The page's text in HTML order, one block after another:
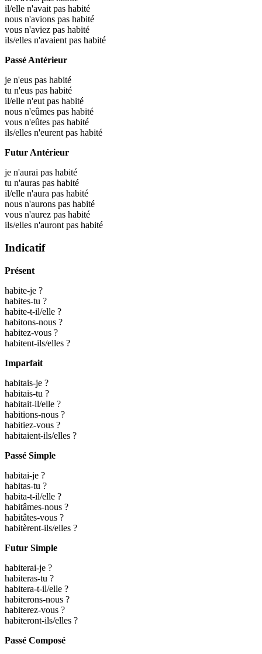
il/elle n'avait pas habité
nous n'avions pas habité
vous n'aviez pas habité
ils/elles n'avaient pas habité
Passé Antérieur
je n'eus pas habité
tu n'eus pas habité
il/elle n'eut pas habité
nous n'eûmes pas habité
vous n'eûtes pas habité
ils/elles n'eurent pas habité
Futur Antérieur
je n'aurai pas habité
tu n'auras pas habité
il/elle n'aura pas habité
nous n'aurons pas habité
vous n'aurez pas habité
ils/elles n'auront pas habité
Indicatif
Présent
habite-je ?
habites-tu ?
habite-t-il/elle ?
habitons-nous ?
habitez-vous ?
habitent-ils/elles ?
Imparfait
habitais-je ?
habitais-tu ?
habitait-il/elle ?
habitions-nous ?
habitiez-vous ?
habitaient-ils/elles ?
Passé Simple
habitai-je ?
habitas-tu ?
habita-t-il/elle ?
habitâmes-nous ?
habitâtes-vous ?
habitèrent-ils/elles ?
Futur Simple
habiterai-je ?
habiteras-tu ?
habitera-t-il/elle ?
habiterons-nous ?
habiterez-vous ?
habiteront-ils/elles ?
Passé Composé